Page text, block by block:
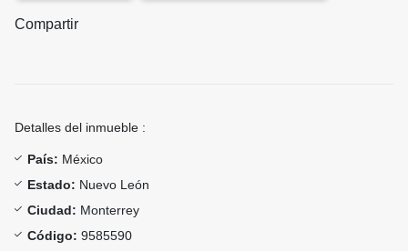
Compartir
Detalles del inmueble :
País: México
Estado: Nuevo León
Ciudad: Monterrey
Código: 9585590